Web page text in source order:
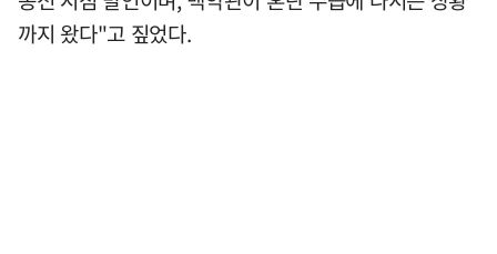
까지 왔다"고 짚었다.